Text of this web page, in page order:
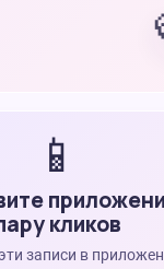
📱
кликов
записи в